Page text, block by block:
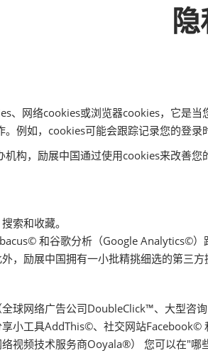
感谢信
数字
、网络cookies或浏览器cookies，它是
例如，cookies可能会跟踪记录您的登录
构，励展中国通过使用cookies来改善
索和收藏。
和谷歌分析（Google Analytics©）
，励展中国拥有一小批精挑细选的第三方
球网络广告公司DoubleClick™、大型咨询
小工具AddThis©、社交网站Facebook©
视频技术服务商Ooyala®） 您可以在"哪